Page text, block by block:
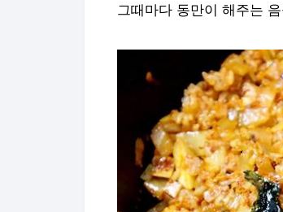
그때마다 동만이 해주는 음